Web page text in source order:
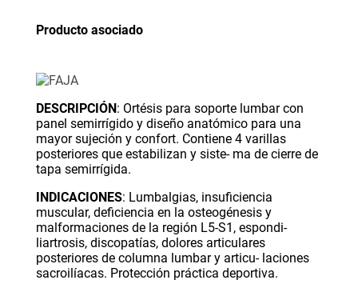
Producto asociado
DESCRIPCIÓN: Ortésis para soporte lumbar con
panel semirrígido y diseño anatómico para una
mayor sujeción y confort. Contiene 4 varillas
posteriores que estabilizan y siste- ma de cierre de
tapa semirrígida.
INDICACIONES: Lumbalgias, insuficiencia
muscular, deficiencia en la osteogénesis y
malformaciones de la región L5-S1, espondi-
liartrosis, discopatías, dolores articulares
posteriores de columna lumbar y articu- laciones
sacroilíacas. Protección práctica deportiva.